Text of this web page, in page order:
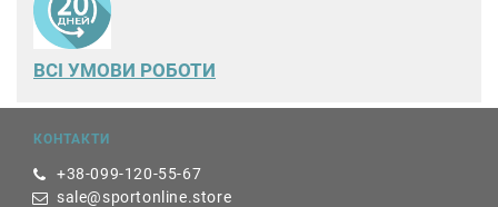
ВСІ УМОВИ РОБОТИ
КОНТАКТИ
+38-099-120-55-67
sale@sportonline.store